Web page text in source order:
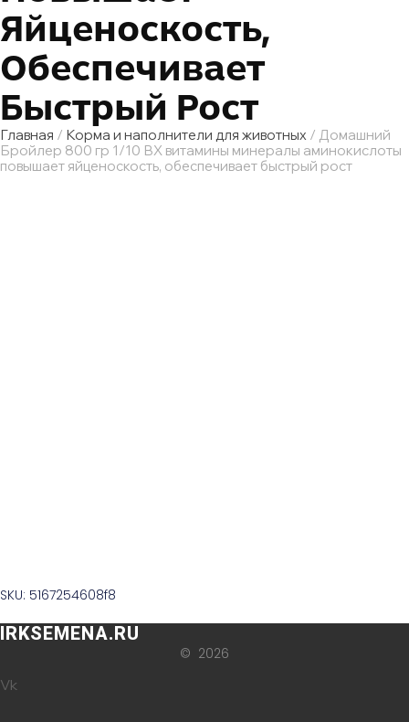
Яйценоскость,
Обеспечивает
Быстрый Рост
Главная / Корма и наполнители для животных / Домашний
Бройлер 800 гр 1/10 ВХ витамины минералы аминокислоты
повышает яйценоскость, обеспечивает быстрый рост
SKU: 5167254608f8
IRKSEMENA.RU
© 2026
Vk